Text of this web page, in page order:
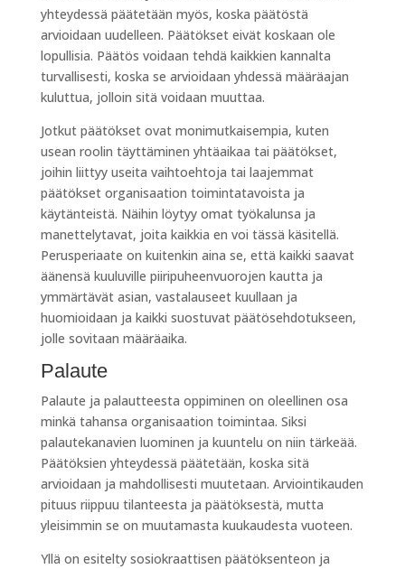
yhteydessä päätetään myös, koska päätöstä
arvioidaan uudelleen. Päätökset eivät koskaan ole
lopullisia. Päätös voidaan tehdä kaikkien kannalta
turvallisesti, koska se arvioidaan yhdessä määräajan
kuluttua, jolloin sitä voidaan muuttaa.
Jotkut päätökset ovat monimutkaisempia, kuten
usean roolin täyttäminen yhtäaikaa tai päätökset,
joihin liittyy useita vaihtoehtoja tai laajemmat
päätökset organisaation toimintatavoista ja
käytänteistä. Näihin löytyy omat työkalunsa ja
manettelytavat, joita kaikkia en voi tässä käsitellä.
Perusperiaate on kuitenkin aina se, että kaikki saavat
äänensä kuuluville piiripuheenvuorojen kautta ja
ymmärtävät asian, vastalauseet kuullaan ja
huomioidaan ja kaikki suostuvat päätösehdotukseen,
jolle sovitaan määräaika.
Palaute
Palaute ja palautteesta oppiminen on oleellinen osa
minkä tahansa organisaation toimintaa. Siksi
palautekanavien luominen ja kuuntelu on niin tärkeää.
Päätöksien yhteydessä päätetään, koska sitä
arvioidaan ja mahdollisesti muutetaan. Arviointikauden
pituus riippuu tilanteesta ja päätöksestä, mutta
yleisimmin se on muutamasta kuukaudesta vuoteen.
Yllä on esitelty sosiokraattisen päätöksenteon ja